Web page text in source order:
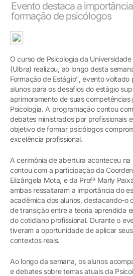
Evento destaca a
formação de psicólogos
O curso de Psicologia da
(Ulbra) realizou, ao longo desta
Formação de Estágio", evento
alunos para os desafios do estágio
aprimoramento de suas competências
Psicologia. A programação contou
debates ministrados por profissionais
objetivo de formar psicólogos
excelência profissional.
A cerimônia de abertura aconteceu
contou com a participação da
Elizângela Mota, e da Profª Marly
ambas ressaltaram a importância do
acadêmica dos alunos, destacando-o
de transição entre a teoria aprendida
do cotidiano profissional. Durante o
tiveram a oportunidade de aplicar
contextos reais.
Ao longo da semana, os alunos
e debates sobre temas atuais da